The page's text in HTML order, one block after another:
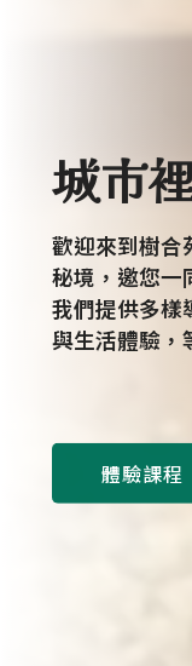
城市
歡迎來到樹合
秘境，邀您一
我們提供多樣
與生活體驗，
體驗課程